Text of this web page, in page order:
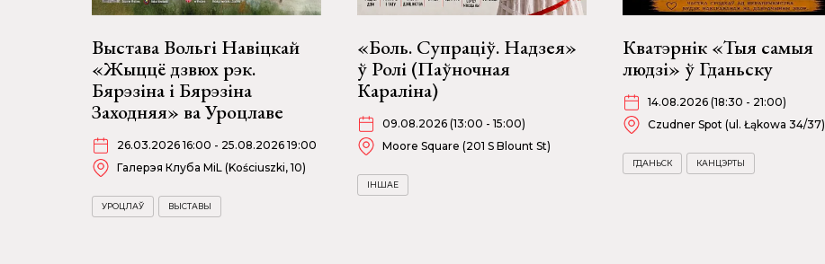
Выстава Вольгі Навіцкай
«Жыццё дзвюх рэк.
Бярэзіна і Бярэзіна
Заходняя» ва Уроцлаве
26.03.2026 16:00 - 25.08.2026 19:00
Галерэя Клуба MiL (Kościuszki, 10)
УРОЦЛАЎ ВЫСТАВЫ
«Боль. Супраціў. Надзея»
ў Ролі (Паўночная
Караліна)
09.08.2026 (13:00 - 15:00)
Moore Square (201 S Blount St)
ІНШАЕ
Кватэрнік «Тыя самыя
людзі» ў Гданьску
14.08.2026 (18:30 - 21:00)
Czudner Spot (ul. Łąkowa 34/37)
ГДАНЬСК КАНЦЭРТЫ